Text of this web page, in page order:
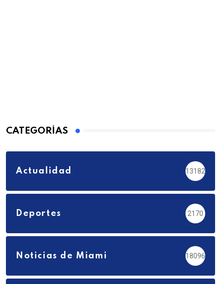
CATEGORÍAS
Actualidad 13182
Deportes 2170
Noticias de Miami 18096